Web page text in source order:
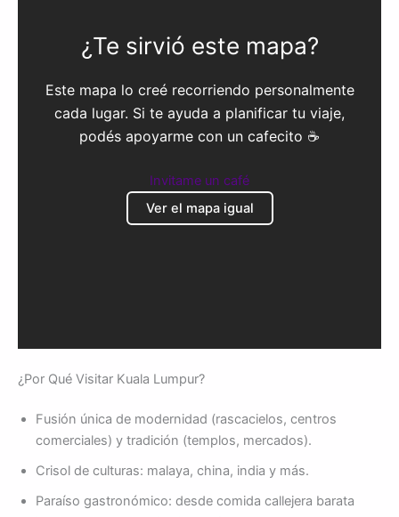
¿Te sirvió este mapa?
Este mapa lo creé recorriendo personalmente
cada lugar. Si te ayuda a planificar tu viaje,
podés apoyarme con un cafecito ☕
Invitame un café
Ver el mapa igual
¿Por Qué Visitar Kuala Lumpur?
Fusión única de modernidad (rascacielos, centros
comerciales) y tradición (templos, mercados).
Crisol de culturas: malaya, china, india y más.
Paraíso gastronómico: desde comida callejera barata